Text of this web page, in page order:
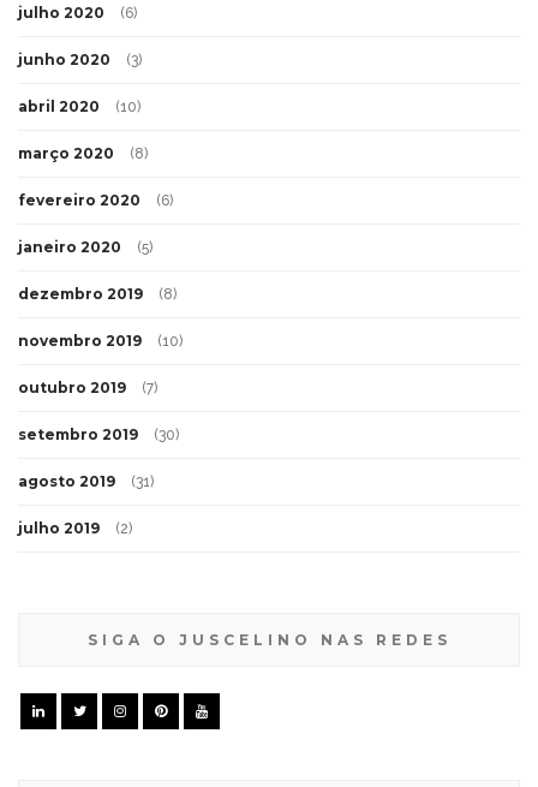
julho 2020 (6)
junho 2020 (3)
abril 2020 (10)
março 2020 (8)
fevereiro 2020 (6)
janeiro 2020 (5)
dezembro 2019 (8)
novembro 2019 (10)
outubro 2019 (7)
setembro 2019 (30)
agosto 2019 (31)
julho 2019 (2)
SIGA O JUSCELINO NAS REDES